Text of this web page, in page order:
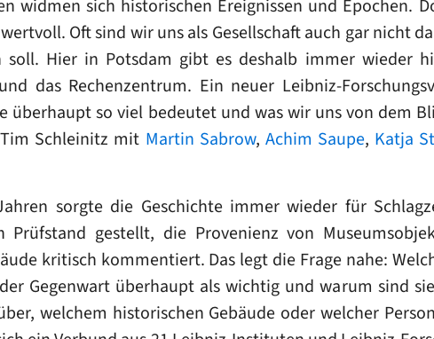
widmen sich historischen Ereignissen und Epochen.
Oft sind wir uns als Gesellschaft auch gar nicht
soll. Hier in Potsdam gibt es deshalb immer wieder
das Rechenzentrum. Ein neuer Leibniz-
überhaupt so viel bedeutet und was wir uns von dem
Schleinitz mit Martin Sabrow, Achim Saupe, Katja
sorgte die Geschichte immer wieder für
Prüfstand gestellt, die Provenienz von
kritisch kommentiert. Das legt die Frage nahe:
Gegenwart überhaupt als wichtig und warum sind
welchem historischen Gebäude oder welcher